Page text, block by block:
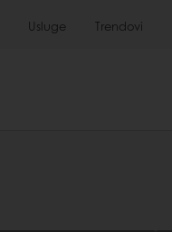
Usluge Trendovi